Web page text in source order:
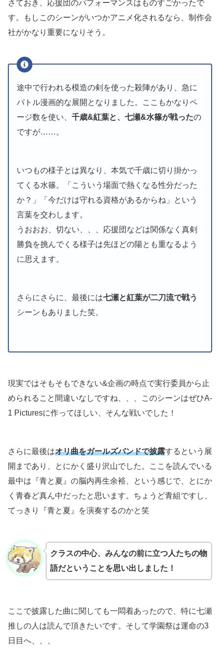
さておき、応援団のパフォーマンスはものすごかったで
す。もしこのシーンがいつかアニメ化されるなら、制作会
社がかなり重要になりそう。
途中で行われる模造の剣を使った殺陣があり、急に
バトル漫画的な展開となりました。ここもかなりペ
ージ数を使い、 千歳&紅葉と、七瀬&水篠が戦ったの
ですが……。
いつもの様子とは異なり、本気で千歳に切り掛かっ
てくる水篠。「こういう場面で熱くなる性分だった
か？」「今だけは守れる資格があるからね」という
言葉を交わします。
うおおお、切ない、、、応援団などは関係なく真剣
勝負を挑んでくる様子は先ほどの陽とも重なるよう
に思えます。
さらにさらに、最後には七瀬と紅葉が二刀流で戦う
シーンもありました笑。
現実ではそもそもできない&企画の時点で実行委員から止
められること間違いなしですね、、、このシーンはぜひA-
1 Picturesに作ってほしい、そんな戦いでした！
さらに最後はオリ曲をガールズバンドで披露するという展
開まであり、とにかく盛り沢山でした。ここを読んでいる
最中は『青と夏』の脳内再生余裕、という感じで、とにか
く青春ど真ん中だったと思います。ちょうど青組ですし、
てっきり『青と夏』を演奏するのかと笑
クラスの中心、みんなの前に立つ人たちの物
語だということを思い出しました！
ここで披露した曲に関しても一悶着あったので、特に七瀬
推しの人は読んで頂きたいです。そして学園祭は運命の3
日目へ、、、